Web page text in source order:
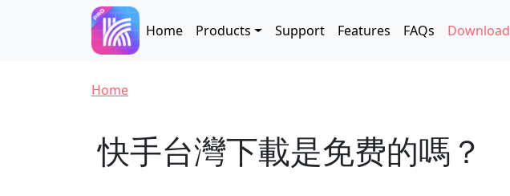
Skip to main content
Main navigation
Home Products Support Features FAQs Download
Breadcrumb
Home
快手台灣下載是免费的嗎？